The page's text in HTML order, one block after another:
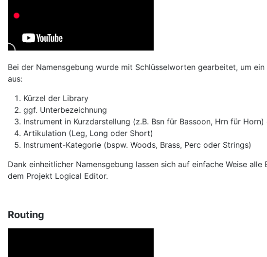
Bei der Namensgebung wurde mit Schlüsselworten gearbeitet, um
aus:
Kürzel der Library
ggf. Unterbezeichnung
Instrument in Kurzdarstellung (z.B. Bsn für Bassoon, Hrn für
Artikulation (Leg, Long oder Short)
Instrument-Kategorie (bspw. Woods, Brass, Perc oder Strings)
Dank einheitlicher Namensgebung lassen sich auf einfache Weise
dem Projekt Logical Editor.
Routing